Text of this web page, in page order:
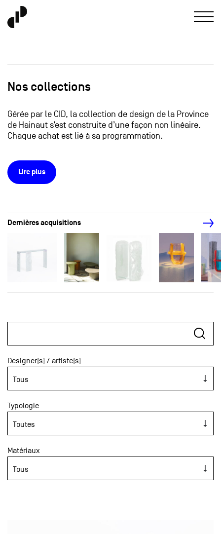
Nos collections
Gérée par le CID, la collection de design de la Province
de Hainaut s’est construite d’une façon non linéaire.
Chaque achat est lié à sa programmation.
Lire plus
Dernières acquisitions
Designer(s) / artiste(s)
Typologie
Matériaux